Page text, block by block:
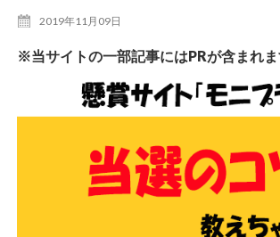
2019年11月09日
※当サイトの一部記事にはPRが含まれ